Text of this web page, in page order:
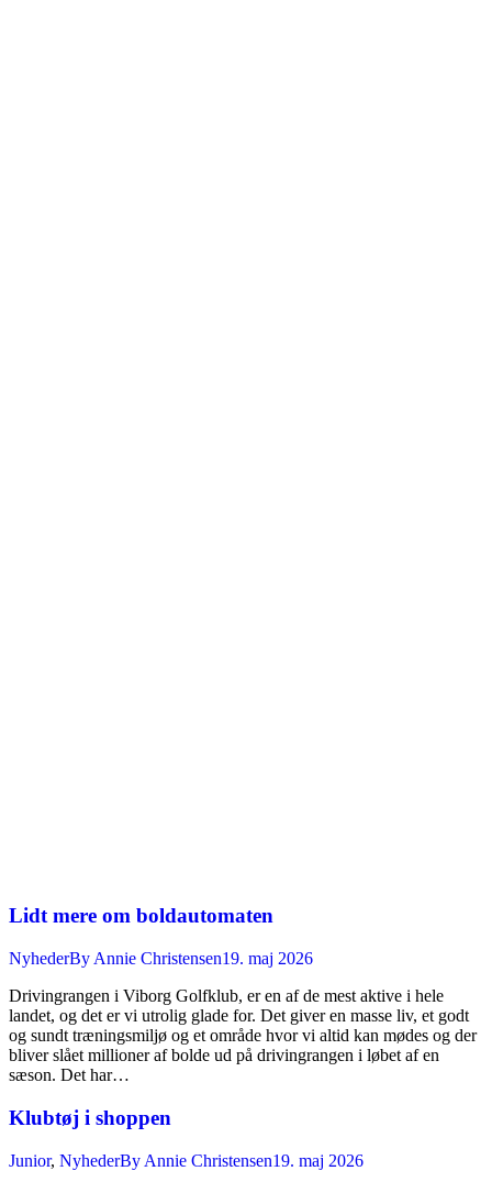
Lidt mere om boldautomaten
NyhederBy Annie Christensen19. maj 2026
Drivingrangen i Viborg Golfklub, er en af de mest aktive i hele
landet, og det er vi utrolig glade for. Det giver en masse liv, et godt
og sundt træningsmiljø og et område hvor vi altid kan mødes og der
bliver slået millioner af bolde ud på drivingrangen i løbet af en
sæson. Det har…
Klubtøj i shoppen
Junior, NyhederBy Annie Christensen19. maj 2026